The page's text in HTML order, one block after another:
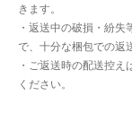
きます。
・返送中の破損・紛
で、十分な梱包での返
・ご返送時の配送控
ください。